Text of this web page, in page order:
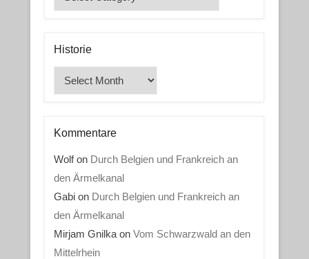
Historie
Historie
Kommentare
Wolfon Durch Belgien und Frankreich an
den Ärmelkanal
Gabion Durch Belgien und Frankreich an
den Ärmelkanal
Mirjam Gnilkaon Vom Schwarzwald an den
Mittelrhein